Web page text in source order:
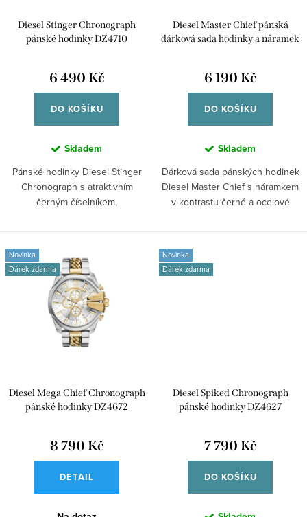
Diesel Stinger Chronograph
pánské hodinky DZ4710
6 490 Kč
DO KOŠÍKU
Skladem
Pánské hodinky Diesel Stinger
Chronograph s atraktivním
černým číselníkem,
Diesel Master Chief pánská
dárková sada hodinky a náramek
6 190 Kč
DO KOŠÍKU
Skladem
Dárková sada pánských hodinek
Diesel Master Chief s náramkem
v kontrastu černé a ocelové
Novinka
Dárek zdarma
Diesel Mega Chief Chronograph
pánské hodinky DZ4672
8 790 Kč
DETAIL
Novinka
Dárek zdarma
Diesel Spiked Chronograph
pánské hodinky DZ4627
7 790 Kč
DO KOŠÍKU